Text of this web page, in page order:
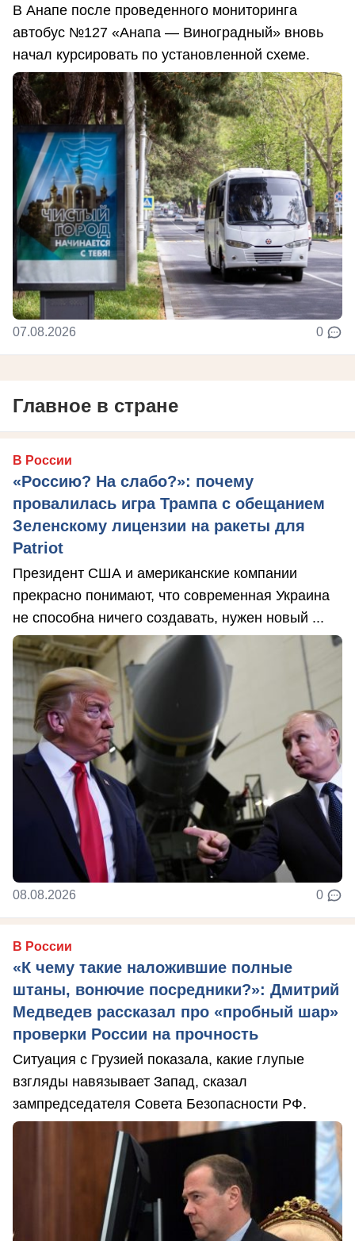
В Анапе после проведенного мониторинга
автобус №127 «Анапа — Виноградный» вновь
начал курсировать по установленной схеме.
07.08.2026 0
Главное в стране
В России
«Россию? На слабо?»: почему
провалилась игра Трампа с обещанием
Зеленскому лицензии на ракеты для
Patriot
Президент США и американские компании
прекрасно понимают, что современная Украина
не способна ничего создавать, нужен новый ...
08.08.2026 0
В России
«К чему такие наложившие полные
штаны, вонючие посредники?»: Дмитрий
Медведев рассказал про «пробный шар»
проверки России на прочность
Ситуация с Грузией показала, какие глупые
взгляды навязывает Запад, сказал
зампредседателя Совета Безопасности РФ.